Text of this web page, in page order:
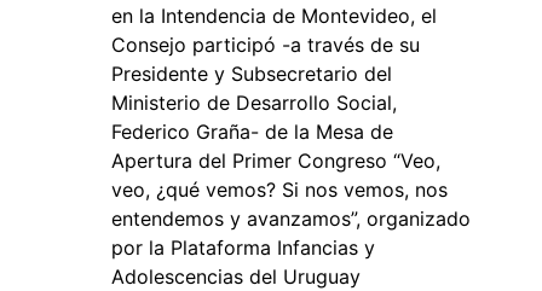
en la Intendencia de Montevideo, el
Consejo participó -a través de su
Presidente y Subsecretario del
Ministerio de Desarrollo Social,
Federico Graña- de la Mesa de
Apertura del Primer Congreso “Veo,
veo, ¿qué vemos? Si nos vemos, nos
entendemos y avanzamos”, organizado
por la Plataforma Infancias y
Adolescencias del Uruguay